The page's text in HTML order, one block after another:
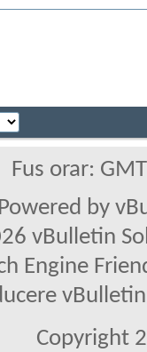
Fus orar:
Powered by
vBulletin
Engine
Copyright